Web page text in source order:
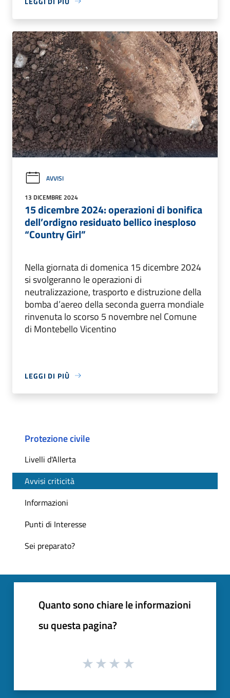
AVVISI
13 DICEMBRE 2024
15 dicembre 2024: operazioni di bonifica
dell’ordigno residuato bellico inesploso
“Country Girl”
Nella giornata di domenica 15 dicembre 2024
si svolgeranno le operazioni di
neutralizzazione, trasporto e distruzione della
bomba d’aereo della seconda guerra mondiale
rinvenuta lo scorso 5 novembre nel Comune
di Montebello Vicentino
LEGGI DI PIÙ
Protezione civile
Livelli d'Allerta
Avvisi criticità
Informazioni
Punti di Interesse
Sei preparato?
Quanto sono chiare le informazioni
su questa pagina?